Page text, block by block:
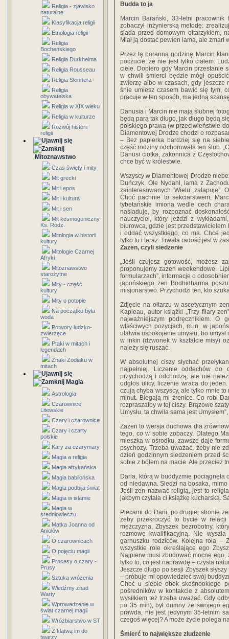
Religia - zjawisko
naturalne
Klasyfikacja religii
Etnologia religii
Religia
Bocheńskiego
Religia Durkheima
Religia Rousseau
Religia Skinnera
Religia
obywatelska
Religia w XIX wieku
Religia w kulturze
Rozwój historii
religii
Mitoznawstwo
Czas święty i mity
Mit grecki
Mit i epos
Mit i kultura
Mit i sen
Mit kosmogoniczny
Ks. Rodz.
Mitologia w historii
kultury
Mitologie Czarnej
Afryki
Mitoznawstwo
starożytne
Mity - część
kultury
Mity o potopie
Na początku była
woda
Potwory ludzko-
zwierzęce
Ptaki w mitach i
legendach
Znaki Zodiaku w
mitach
Magia
Astrologia
Czarownice
Litewskie
Czary i czarownice
Czary i czarty
polskie
Kary za czarymary
Magia a religia
Magia afrykańska
Magia babilońska
Magia podbija świat
Magia w islamie
Magia w
średniowieczu
Matka Joanna od
Aniołów
O czarownicach
O pojęciu magii
Procesy o czary -
Prusy
Sztuka wróżenia
Wiedźmy znad
Warty
Wprowadzenie w
świat czarnej magii
Wróżbiarstwo w ST
Z klątwą im do
twarzy
Budda to ja
Marcin Barański, 33-letni pracownik
zobaczył inżynierską metodę:
siada przed domowym ołtarzykiem,
Miał ją dostać pewien lama, ale
Przez tę poranną godzinę Marcin
poczucie, że nie jest tylko ciałem.
ciele. Dopiero gdy Marcin przestanie
w chwili śmierci będzie mógł
zwierzę albo w czasach, gdy jeszcze
śnie umiesz czasem bawić się tym,
pracuje w ten sposób, ma jedną
Danusia i Marcin nie mają ślubnej
będą parą tak długo, jak długo będą
polskiego prawa (w przeciwieństwie
Diamentowej Drodze chodzi o
– Bez papierka bardziej się na
część rodziny odchorowała ten ślub.
Danusi ciotka, zakonnica z
chce być w królestwie.
Wszyscy w Diamentowej Drodze
Duńczyk, Ole Nydahl, lama z
zainteresowanych. Wielu
Choć pachnie to sekciarstwem,
tybetańskie imiona wedle cech
naśladuje, by rozpoznać
nauczyciel, który jeździ z
biurowca, gdzie jest
i oddać wszystkiego, co ma. Chce
tylko tu i teraz. Trwała radość jest w
Zazen, czyli siedzenie
„Jeśli czujesz gotowość, możesz
proponujemy zazen weekendowe.
formularzach”, informacje o
japońskiego zen Bodhidharma
misjonarstwo. Przychodzi ten, kto
Zdjęcie na ołtarzu w ascetycznym
Kapleau, autor książki „Trzy filary
najważniejszym podręcznikiem. O
właściwych pozycjach, m.in. w
ułatwia uspokojenie umysłu, bo
w inkin (dzwonek w kształcie misy)
należy się ruszać.
W absolutnej ciszy słychać
najpełniej. Liczenie oddechów
przychodzą i odchodzą, ale nie
odgłos ulicy, liczenie wraca do
czują chyba wszyscy, ale tylko mnie
minut. Biegają mi źrenice. Co robi
rozpraszałby w tej ciszy. Brązowe
Umysłu, ta chwila sama jest
Zazen to wersja duchowa dla
tego, co w sobie zobaczy. Dlatego
mieszka w ośrodku, zawsze daje
psychozy. Trzeba uważać, żeby nie
dzień godzinnym siedzeniem przed
sobie z bólem na macie. Ale przecież
Daria, którą w buddyzmie
od niedawna. Siedzi na bosaka,
Jeśli zen nazwać religią, jest to
jakbym czytała ci książkę kucharską.
Plecami do Darii, po drugiej stronie
żeby przekroczyć to bycie w
mężczyzna, Zbyszek bezrobotny,
rozmowę kwalifikacyjną. Nie
garnuszku rodziców. Kolejna rola –
wszystkie role określające ego
Najpierw musi zbudować mocne ego,
tylko to, co jest naprawdę – czysta
Jeszcze długo po sesji Zbyszek
– próbuje mi opowiedzieć swój
Choć u siebie obok skośnookiego
pośredników w kontakcie z
wysiłkiem też trzeba uważać. Gdy
po 35 min), był dumny ze swojego
prawda, nie jest jedynym 35-letnim
czegoś więcej? A może życie polega
Śmierć to największe złudzenie